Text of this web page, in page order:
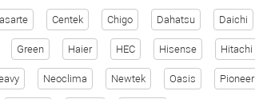
Centek Chigo Dahatsu Daichi
Green Haier HEC Hisense Hitachi
Neoclima Newtek Oasis Pioneer